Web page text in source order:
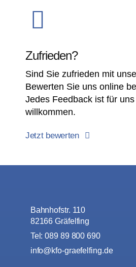
Zufrieden?
Sind Sie zufrieden mit
Bewerten Sie uns online
Jedes Feedback ist für
willkommen.
Jetzt bewerten
Bahnhofstr. 110
82166 Gräfelfing
Tel: 089 89 800 690
info@kfo-graefelfing.de